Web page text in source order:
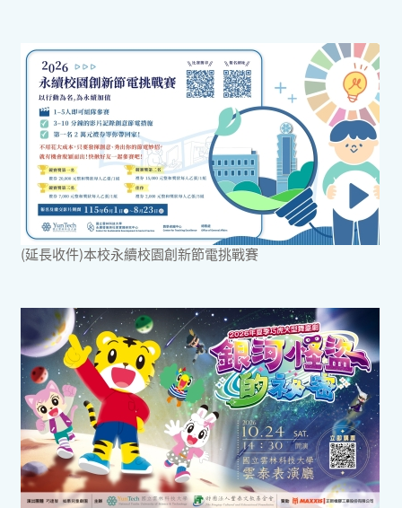
(延長收件)本校永續校園創新節電挑戰賽